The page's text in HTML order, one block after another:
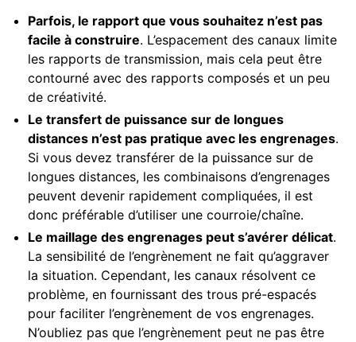
Parfois, le rapport que vous souhaitez n’est pas
facile à construire. L’espacement des canaux limite
les rapports de transmission, mais cela peut être
contourné avec des rapports composés et un peu
de créativité.
Le transfert de puissance sur de longues
distances n’est pas pratique avec les engrenages.
Si vous devez transférer de la puissance sur de
longues distances, les combinaisons d’engrenages
peuvent devenir rapidement compliquées, il est
donc préférable d’utiliser une courroie/chaîne.
Le maillage des engrenages peut s’avérer délicat.
La sensibilité de l’engrènement ne fait qu’aggraver
la situation. Cependant, les canaux résolvent ce
problème, en fournissant des trous pré-espacés
pour faciliter l’engrènement de vos engrenages.
N’oubliez pas que l’engrènement peut ne pas être